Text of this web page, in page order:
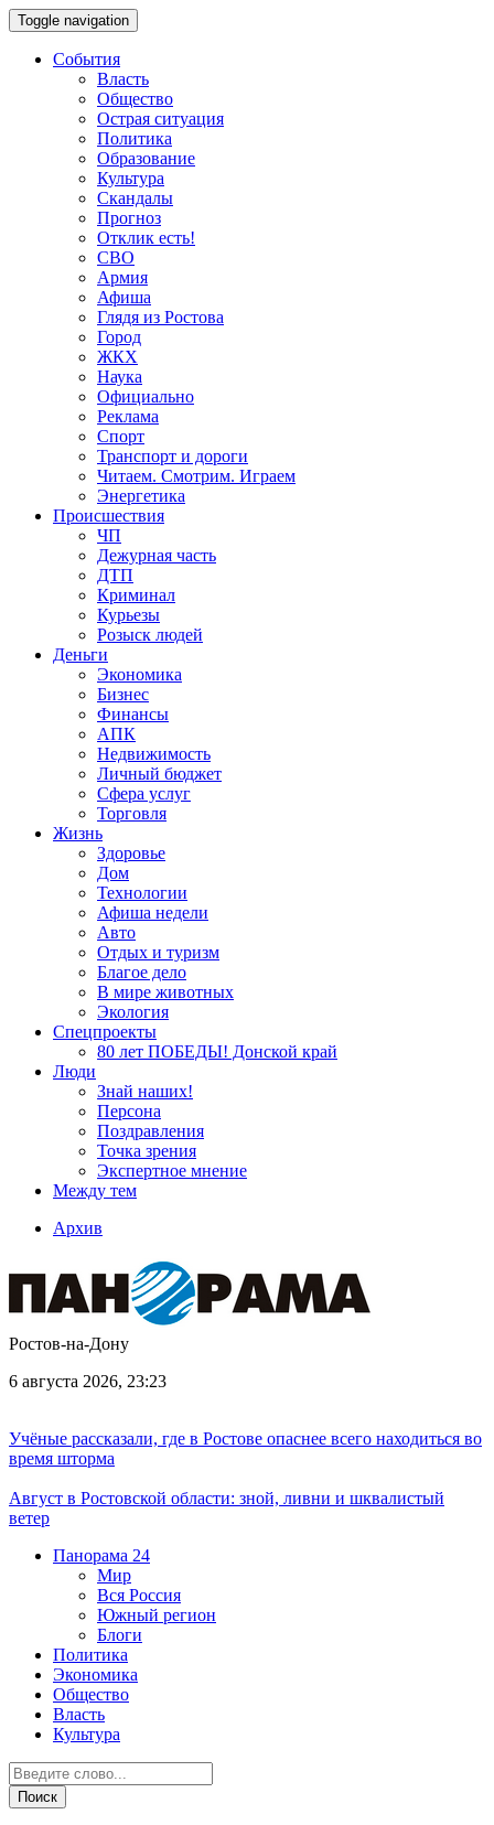
Toggle navigation
События
Власть
Общество
Острая ситуация
Политика
Образование
Культура
Скандалы
Прогноз
Отклик есть!
СВО
Армия
Афиша
Глядя из Ростова
Город
ЖКХ
Наука
Официально
Реклама
Спорт
Транспорт и дороги
Читаем. Смотрим. Играем
Энергетика
Происшествия
ЧП
Дежурная часть
ДТП
Криминал
Курьезы
Розыск людей
Деньги
Экономика
Бизнес
Финансы
АПК
Недвижимость
Личный бюджет
Сфера услуг
Торговля
Жизнь
Здоровье
Дом
Технологии
Афиша недели
Авто
Отдых и туризм
Благое дело
В мире животных
Экология
Спецпроекты
80 лет ПОБЕДЫ! Донской край
Люди
Знай наших!
Персона
Поздравления
Точка зрения
Экспертное мнение
Между тем
Архив
Ростов-на-Дону
6 августа 2026, 23:23
Учёные рассказали, где в Ростове опаснее всего находиться во
время шторма
Август в Ростовской области: зной, ливни и шквалистый
ветер
Панорама 24
Мир
Вся Россия
Южный регион
Блоги
Политика
Экономика
Общество
Власть
Культура